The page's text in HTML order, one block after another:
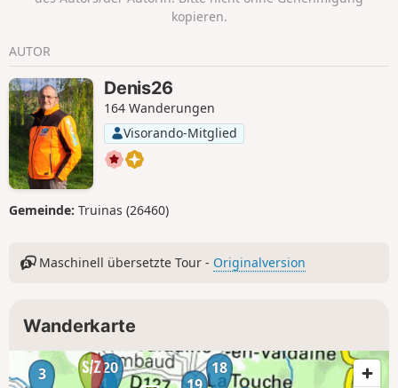
vorbei an der wunderschönen Kapelle Saint-Barthélémy.
kopieren.
AUTOR
Denis26
164 Wanderungen
Visorando-Mitglied
Gemeinde: Truinas (26460)
Maschinell übersetzte Tour - Originalversion
Wanderkarte
1
3
18
20